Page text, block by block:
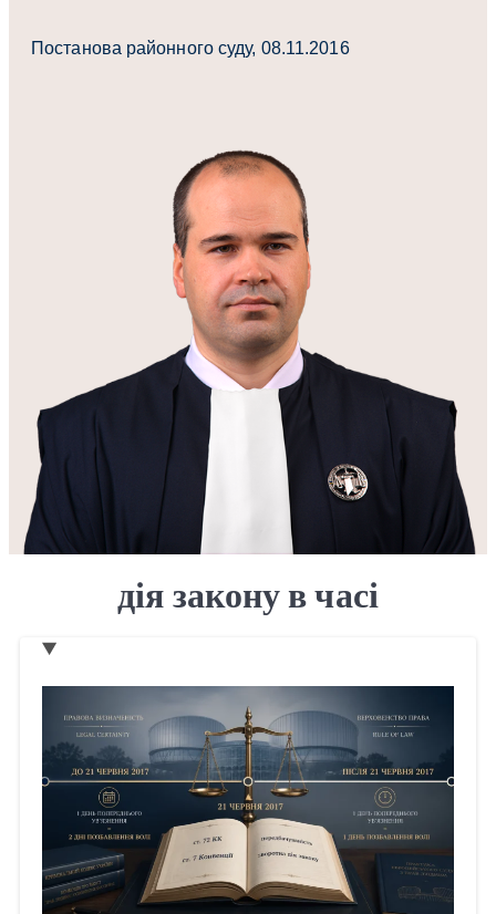
Постанова районного суду, 08.11.2016
дія закону в часі